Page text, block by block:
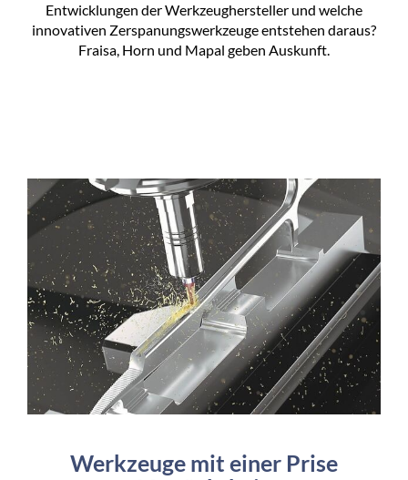
Entwicklungen der Werkzeughersteller und welche
innovativen Zerspanungswerkzeuge entstehen daraus?
Fraisa, Horn und Mapal geben Auskunft.
Werkzeuge mit einer Prise